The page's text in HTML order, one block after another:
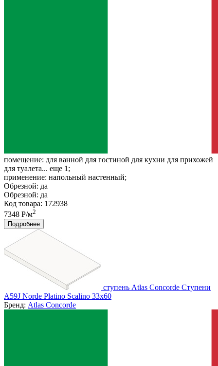
помещение: для ванной для гостиной для кухни для прихожей
для туалета... еще 1;
применение: напольный настенный;
Обрезной: да
Обрезной: да
Код товара: 172938
7348 Р/м2
Подробнее
ступень Atlas Concorde Ступени
A59J Norde Platino Scalino 33x60
Бренд: Atlas Concorde